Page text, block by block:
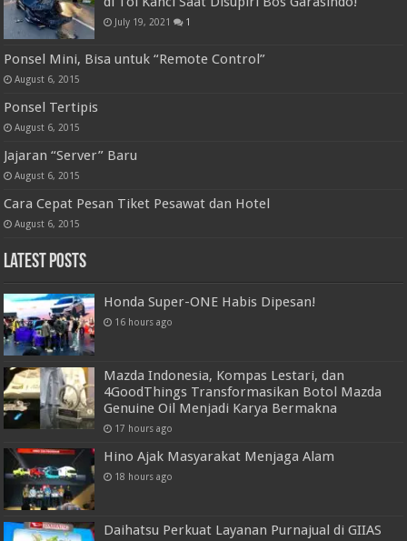
July 19, 2021 1
Ponsel Mini, Bisa untuk “Remote Control”
August 6, 2015
Ponsel Tertipis
August 6, 2015
Jajaran “Server” Baru
August 6, 2015
Cara Cepat Pesan Tiket Pesawat dan Hotel
August 6, 2015
Latest Posts
Honda Super-ONE Habis Dipesan!
16 hours ago
Mazda Indonesia, Kompas Lestari, dan
4GoodThings Transformasikan Botol Mazda
Genuine Oil Menjadi Karya Bermakna
17 hours ago
Hino Ajak Masyarakat Menjaga Alam
18 hours ago
Daihatsu Perkuat Layanan Purnajual di GIIAS